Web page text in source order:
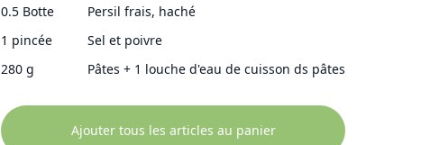
0.5 Botte
Persil frais, haché
1 pincée
Sel et poivre
280 g
Pâtes + 1 louche d'eau de cuisson ds pâtes
Ajouter tous les articles au panier